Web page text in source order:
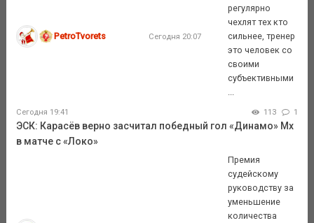
PetroTvorets Сегодня 20:07
регулярно
чехлят тех кто
сильнее, тренер
это человек со
своими
субъективными
Сегодня 19:41 113 1
ЭСК: Карасёв верно засчитал победный гол «Динамо» Мх
в матче с «Локо»
Премия
судейскому
руководству за
уменьшение
количества